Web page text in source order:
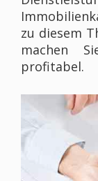
zu diesem
machen
profitabel.